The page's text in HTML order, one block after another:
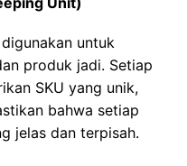
untuk
produk jadi. Setiap
SKU yang unik,
bahwa setiap
jelas dan terpisah.